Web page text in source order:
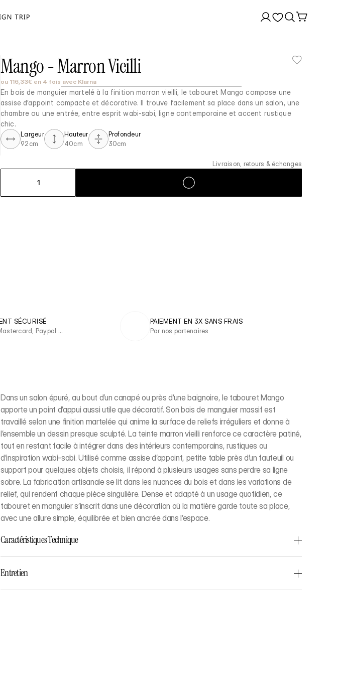
Mango - Marron Vieilli
ou 116,33€ en 4 fois avec Klarna
En bois de manguier martelé à la finition marron vieilli, le tabouret Mango compose une
assise d’appoint compacte et décorative. Il trouve facilement sa place dans un salon, une
chambre ou une entrée, entre esprit wabi-sabi, ligne contemporaine et accent rustique
chic.
Largeur
92cm
Hauteur
40cm
Profondeur
30cm
Livraison, retours & échanges
1
SÉCURISÉ
Paypal …
PAIEMENT EN 3X SANS FRAIS
Par nos partenaires
Dans un salon épuré, au bout d’un canapé ou près d’une baignoire, le tabouret Mango
apporte un point d’appui aussi utile que décoratif. Son bois de manguier massif est
travaillé selon une finition martelée qui anime la surface de reliefs irréguliers et donne à
l’ensemble un dessin presque sculpté. La teinte marron vieilli renforce ce caractère patiné,
tout en restant facile à intégrer dans des intérieurs contemporains, rustiques ou
d’inspiration wabi-sabi. Utilisé comme assise d’appoint, petite table près d’un fauteuil ou
support pour quelques objets choisis, il répond à plusieurs usages sans perdre sa ligne
sobre. La fabrication artisanale se lit dans les nuances du bois et dans les variations de
relief, qui rendent chaque pièce singulière. Dense et adapté à un usage quotidien, ce
tabouret en manguier s’inscrit dans une décoration où la matière garde toute sa place,
avec une allure simple, équilibrée et bien ancrée dans l’espace.
Caractéristiques Technique
Entretien